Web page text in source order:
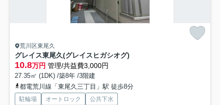
荒川区東尾久
グレイス東尾久(グレイスヒガシオグ)
10.8万円 管理/共益費3,000円
27.35㎡ (1DK) /築8年 /3階建
都電荒川線「東尾久三丁目」駅 徒歩8分
駐輪場 オートロック 公共下水